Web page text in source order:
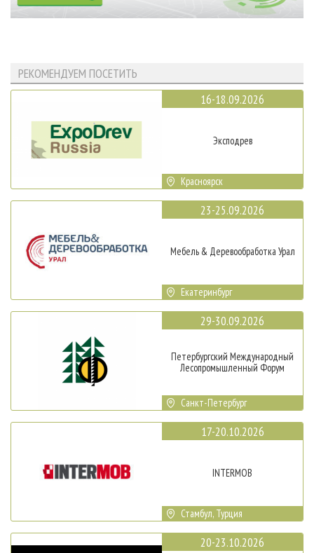
РЕКОМЕНДУЕМ ПОСЕТИТЬ
16-18.09.2026
Эксподрев
Красноярск
23-25.09.2026
Мебель & Деревообработка Урал
Екатеринбург
29-30.09.2026
Петербургский Международный
Лесопромышленный Форум
Санкт-Петербург
17-20.10.2026
INTERMOB
Стамбул, Турция
20-23.10.2026